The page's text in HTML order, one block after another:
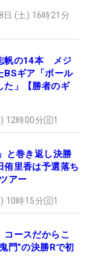
日 (土) 16時21分
帆の14本 メジ
BSギア「ボール
た」【勝者のギ
12時00分 1
と巻き返し決勝
里香は予選落ち
アー
10時15分 1
コースだからこ
門”の決勝Rで初